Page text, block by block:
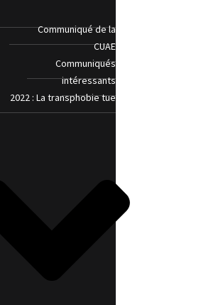
Communiqué de la
CUAE
Communiqués
intéressants
2022 : La transphobie tue